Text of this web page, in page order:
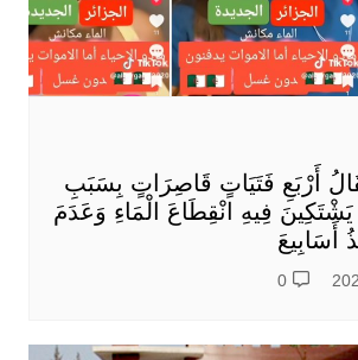
أَرْبَعِ فَتَيَاتٍ قَاصِرَاتٍ بِسَبَبِ
فِيهِ انْقِطَاعَ الْمَاءِ وَعَدَمَ
أَسَابِيعَ
0